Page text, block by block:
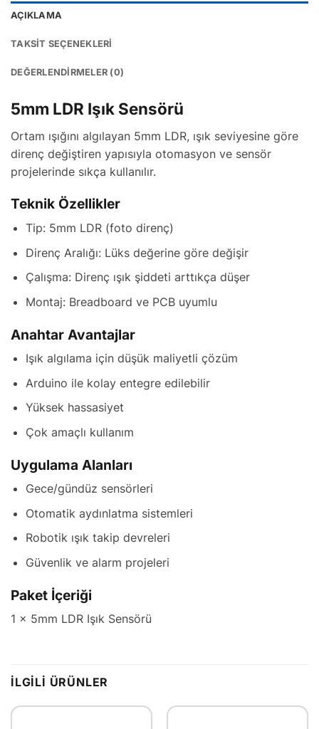
AÇIKLAMA
TAKSIT SEÇENEKLERI
DEĞERLENDIRMELER (0)
5mm LDR Işık Sensörü
Ortam ışığını algılayan 5mm LDR, ışık seviyesine göre
direnç değiştiren yapısıyla otomasyon ve sensör
projelerinde sıkça kullanılır.
Teknik Özellikler
Tip: 5mm LDR (foto direnç)
Direnç Aralığı: Lüks değerine göre değişir
Çalışma: Direnç ışık şiddeti arttıkça düşer
Montaj: Breadboard ve PCB uyumlu
Anahtar Avantajlar
Işık algılama için düşük maliyetli çözüm
Arduino ile kolay entegre edilebilir
Yüksek hassasiyet
Çok amaçlı kullanım
Uygulama Alanları
Gece/gündüz sensörleri
Otomatik aydınlatma sistemleri
Robotik ışık takip devreleri
Güvenlik ve alarm projeleri
Paket İçeriği
1 x 5mm LDR Işık Sensörü
İLGILI ÜRÜNLER